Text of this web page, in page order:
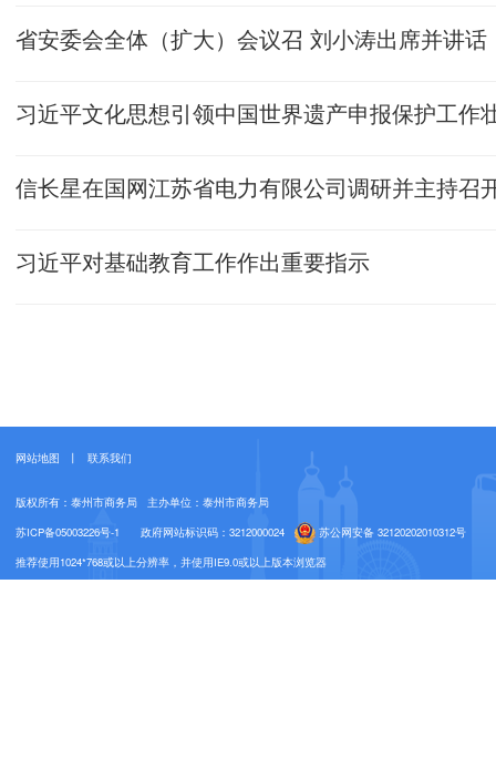
省安委会全体（扩大）会议召 刘小涛出席并讲话
习近平文化思想引领中国世界遗产申报保护工作
习近平对基础教育工作作出重要指示
网站地图 丨 联系我们
版权所有：泰州市商务局
主办单位：泰州市商务局
苏ICP备05003226号-1
政府网站标识码：3212000024
苏公网安备 32120202010312号
推荐使用1024*768或以上分辨率，并使用IE9.0或以上版本浏览器